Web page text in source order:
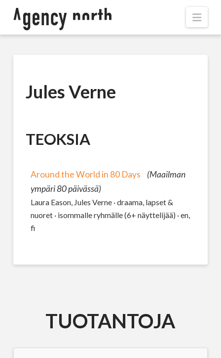
Jules Verne
TEOKSIA
Around the World in 80 Days
(Maailman
ympäri 80 päivässä)
Laura Eason, Jules Verne · draama, lapset &
nuoret · isommalle ryhmälle (6+ näyttelijää) · en,
fi
TUOTANTOJA